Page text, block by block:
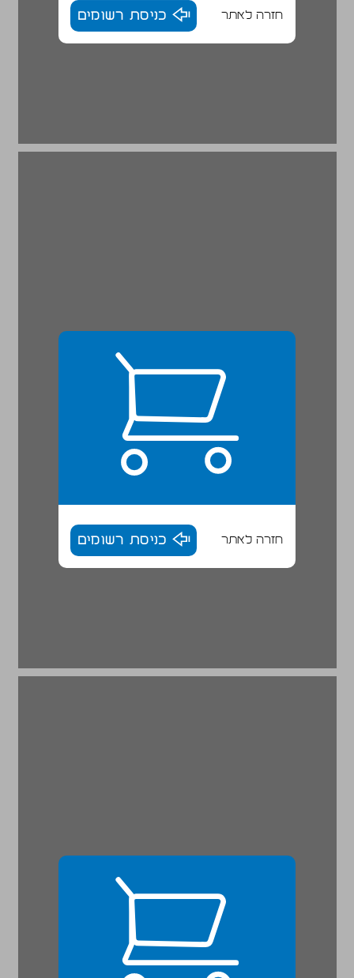
חזרה לאתר כניסת רשומים
סיכום ... 20
חזרה לאתר כניסת רשומים
הערות ביבליוגרפיות ... 21